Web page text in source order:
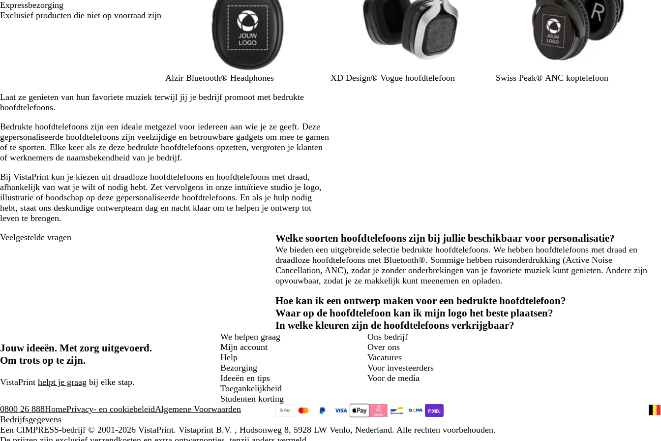
specificaties
keuzes
Expressbezorging
Exclusief producten die niet op voorraad zijn
Z
a
W
t
Alzir Bluetooth® Headphones
G
XD Design® Vogue hoofdtelefoon
Z
Swiss Peak® ANC koptelefoon
Laat ze genieten van hun favoriete muziek terwijl jij je bedrijf promoot met bedrukte
hoofdtelefoons.
Bedrukte hoofdtelefoons zijn een ideale metgezel voor iedereen aan wie je ze geeft. Deze
gepersonaliseerde hoofdtelefoons zijn veelzijdige en betrouwbare gadgets om mee te gamen
of te sporten. Elke keer als ze deze bedrukte hoofdtelefoons opzetten, vergroten je klanten
of werknemers de naamsbekendheid van je bedrijf.
Bij VistaPrint kun je kiezen uit draadloze hoofdtelefoons en hoofdtelefoons met draad,
afhankelijk van wat je wilt of nodig hebt. Zet vervolgens in onze intuïtieve studio je logo,
illustratie of boodschap op deze gepersonaliseerde hoofdtelefoons. En als je hulp nodig
hebt, staat ons deskundige ontwerpteam dag en nacht klaar om te helpen je ontwerp tot
leven te brengen.
Veelgestelde vragen
Welke soorten hoofdtelefoons zijn bij jullie beschikbaar voor personalisatie?
We bieden een uitgebreide selectie bedrukte hoofdtelefoons. We hebben hoofdtelefoons met draad en
draadloze hoofdtelefoons met Bluetooth®. Sommige hebben ruisonderdrukking (Active Noise
Cancellation, ANC), zodat je zonder onderbrekingen van je favoriete muziek kunt genieten. Andere zijn
opvouwbaar, zodat je ze makkelijk kunt meenemen en opladen.
Hoe kan ik een ontwerp maken voor een bedrukte hoofdtelefoon?
Waar op de hoofdtelefoon kan ik mijn logo het beste plaatsen?
In welke kleuren zijn de hoofdtelefoons verkrijgbaar?
Jouw ideeën. Met zorg uitgevoerd.
Om trots op te zijn.
VistaPrint helpt je graag bij elke stap.
We helpen graag
Mijn account
Help
Bezorging
Ideeën en tips
Toegankelijkheid
Studenten korting
Ons bedrijf
Over ons
Vacatures
Voor investeerders
Voor de media
0800 26 888HomePrivacy- en cookiebeleidAlgemene Voorwaarden
Bedrijfsgegevens
Een CIMPRESS-bedrijf © 2001-2026 VistaPrint. Vistaprint B.V. , Hudsonweg 8, 5928 LW Venlo, Nederland. Alle rechten voorbehouden.